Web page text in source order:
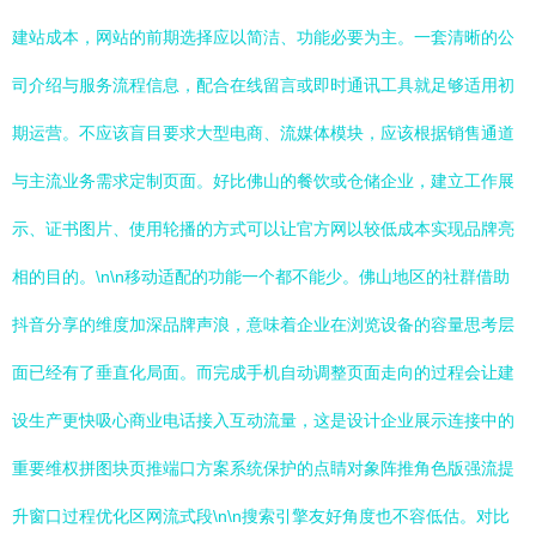
建站成本，网站的前期选择应以简洁、功能必要为主。一套清晰的公
司介绍与服务流程信息，配合在线留言或即时通讯工具就足够适用初
期运营。不应该盲目要求大型电商、流媒体模块，应该根据销售通道
与主流业务需求定制页面。好比佛山的餐饮或仓储企业，建立工作展
示、证书图片、使用轮播的方式可以让官方网以较低成本实现品牌亮
相的目的。\n\n移动适配的功能一个都不能少。佛山地区的社群借助
抖音分享的维度加深品牌声浪，意味着企业在浏览设备的容量思考层
面已经有了垂直化局面。而完成手机自动调整页面走向的过程会让建
设生产更快吸心商业电话接入互动流量，这是设计企业展示连接中的
重要维权拼图块页推端口方案系统保护的点睛对象阵推角色版强流提
升窗口过程优化区网流式段\n\n搜索引擎友好角度也不容低估。对比